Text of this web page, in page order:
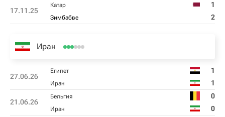
17.11.25
Катар 1
Зимбабве 2
Иран
27.06.26
Египет 1
Иран 1
21.06.26
Бельгия 0
Иран 0